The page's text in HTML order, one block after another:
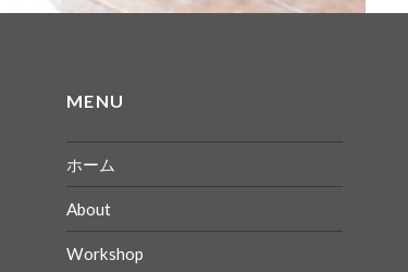
MENU
ホーム
About
Workshop